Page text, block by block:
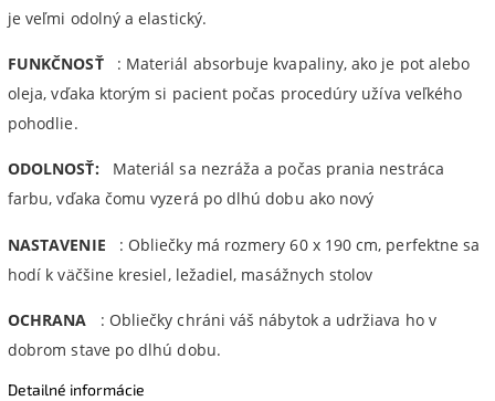
je veľmi odolný a elastický.
FUNKČNOSŤ
: Materiál absorbuje kvapaliny, ako je pot alebo
oleja, vďaka ktorým si pacient počas procedúry užíva veľkého
pohodlie.
ODOLNOSŤ:
Materiál sa nezráža a počas prania nestráca
farbu, vďaka čomu vyzerá po dlhú dobu ako nový
NASTAVENIE
: Obliečky má rozmery 60 x 190 cm, perfektne sa
hodí k väčšine kresiel, ležadiel, masážnych stolov
OCHRANA
: Obliečky chráni váš nábytok a udržiava ho v
dobrom stave po dlhú dobu.
Detailné informácie